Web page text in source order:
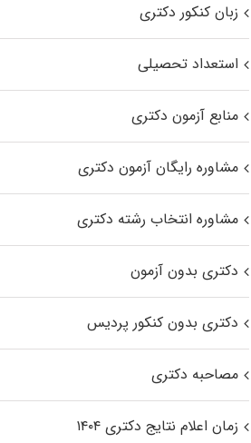
زبان کنکور دکتری
استعداد تحصیلی
منابع آزمون دکتری
مشاوره رایگان آزمون دکتری
مشاوره انتخاب رشته دکتری
دکتری بدون آزمون
دکتری بدون کنکور پردیس
مصاحبه دکتری
زمان اعلام نتایج دکتری ۱۴۰۴